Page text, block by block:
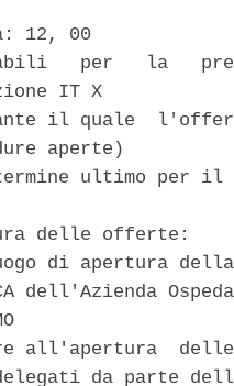
12, 00
per   la
IT X
il quale
aperte)
ultimo per il
delle offerte:
di apertura
dell'Azienda
all'apertura
da parte